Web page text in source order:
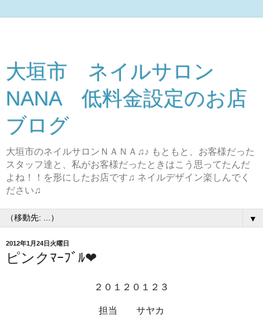
大垣市 ネイルサロン
NANA 低料金設定のお店
ブログ
大垣市のネイルサロンＮＡＮＡ♫♪ もともと、お客様だった
スタッフ達と、私がお客様だったときはこう思ってたんだ
よね！！を形にしたお店です♫ ネイルデザイン楽しんでく
ださい♫
▼
2012年1月24日火曜日
ピンクﾏｰﾌﾞﾙ❤
２０１２０１２３
担当 サヤカ